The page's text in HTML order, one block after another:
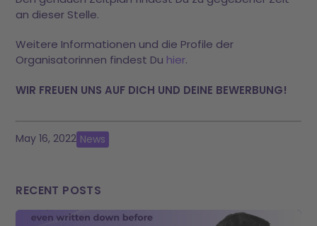
an dieser Stelle.
Weitere Informationen und die Profile der
Organisatorinnen findest Du hier.
WIR FREUEN UNS AUF DICH UND DEINE BEWERBUNG!
May 16, 2022 News
RECENT POSTS